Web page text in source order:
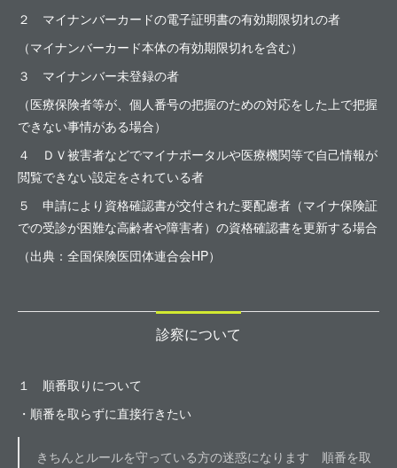
２ マイナンバーカードの電子証明書の有効期限切れの者
（マイナンバーカード本体の有効期限切れを含む）
３ マイナンバー未登録の者
（医療保険者等が、個人番号の把握のための対応をした上で把握
できない事情がある場合）
４ ＤＶ被害者などでマイナポータルや医療機関等で自己情報が
閲覧できない設定をされている者
５ 申請により資格確認書が交付された要配慮者（マイナ保険証
での受診が困難な高齢者や障害者）の資格確認書を更新する場合
（出典：全国保険医団体連合会HP）
診察について
１ 順番取りについて
・順番を取らずに直接行きたい
きちんとルールを守っている方の迷惑になります 順番を取